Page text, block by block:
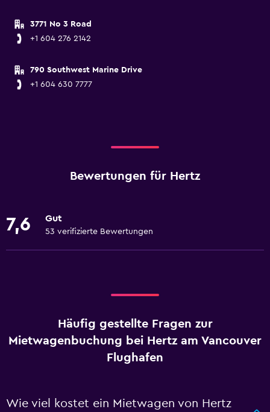
3771 No 3 Road
+1 604 276 2142
790 Southwest Marine Drive
+1 604 630 7777
Bewertungen für Hertz
7,6 Gut
53 verifizierte Bewertungen
Häufig gestellte Fragen zur
Mietwagenbuchung bei Hertz am Vancouver
Flughafen
Wie viel kostet ein Mietwagen von Hertz